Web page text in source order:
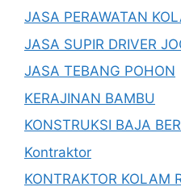
JASA PERAWATAN
JASA SUPIR DRIVER
JASA TEBANG POHON
KERAJINAN BAMBU
KONSTRUKSI BAJA
Kontraktor
KONTRAKTOR KOLAM